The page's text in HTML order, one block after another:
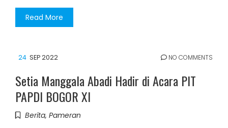
Read More
24 SEP 2022 NO COMMENTS
Setia Manggala Abadi Hadir di Acara PIT
PAPDI BOGOR XI
Berita, Pameran